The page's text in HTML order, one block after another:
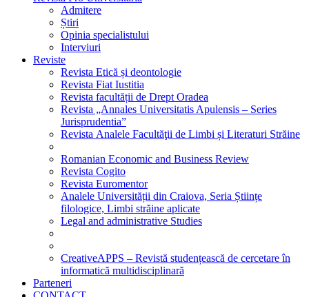
Admitere
Știri
Opinia specialistului
Interviuri
Reviste
Revista Etică și deontologie
Revista Fiat Iustitia
Revista facultății de Drept Oradea
Revista „Annales Universitatis Apulensis – Series
Jurisprudentia”
Revista Analele Facultăţii de Limbi și Literaturi Străine
Romanian Economic and Business Review
Revista Cogito
Revista Euromentor
Analele Universității din Craiova, Seria Științe
filologice, Limbi străine aplicate
Legal and administrative Studies
CreativeAPPS – Revistă studențească de cercetare în
informatică multidisciplinară
Parteneri